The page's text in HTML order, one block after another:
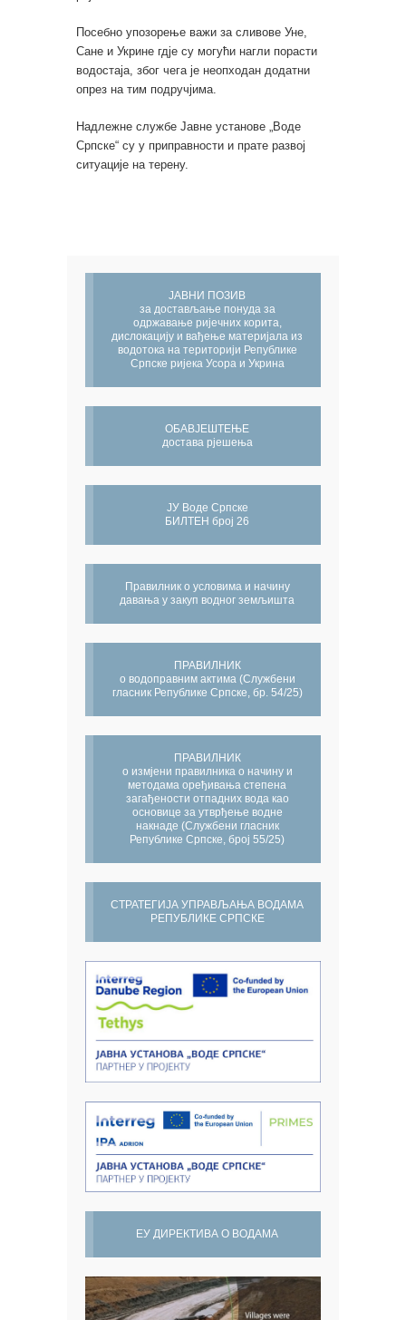
Посебно упозорење важи за сливове Уне,
Сане и Укрине гдје су могући нагли порасти
водостаја, због чега је неопходан додатни
опрез на тим подручјима.
Надлежне службе Јавне установе „Воде
Српске“ су у приправности и прате развој
ситуације на терену.
ЈАВНИ ПОЗИВ
за достављање понуда за
одржавање ријечних корита,
дислокацију и вађење материјала из
водотока на територији Републике
Српске ријека Усора и Укрина
ОБАВЈЕШТЕЊЕ
достава рјешења
ЈУ Воде Српске
БИЛТЕН број 26
Правилник о условима и начину
давања у закуп водног земљишта
ПРАВИЛНИК
о водоправним актима (Службени
гласник Републике Српске, бр. 54/25)
ПРАВИЛНИК
о измјени правилника о начину и
методама оређивања степена
загађености отпадних вода као
основице за утврђење водне
накнаде (Службени гласник
Републике Српске, број 55/25)
СТРАТЕГИЈА УПРАВЉАЊА ВОДАМА
РЕПУБЛИКЕ СРПСКЕ
ЕУ ДИРЕКТИВА О ВОДАМА